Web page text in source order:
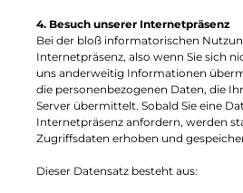
4. Besuch unserer Internetpräsenz
Bei der bloß informatorischen
Internetpräsenz, also wenn Sie sich
uns anderweitig Informationen
die personenbezogenen Daten, die
Server übermittelt. Sobald Sie eine
Internetpräsenz anfordern, werden
Zugriffsdaten erhoben und
Dieser Datensatz besteht aus: